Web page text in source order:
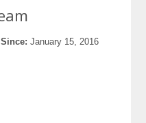
January 15, 2016